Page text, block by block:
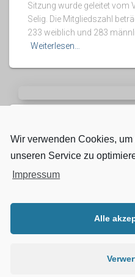
Sitzung wurde geleitet vom
Selig. Die Mitgliedszahl
233 weiblich und 283
Weiterlesen…
Kinderball TSV
Kinderball TSV Stein am 14.
Februar ab 14 Uhr – Der
abwechslungsreiches
Weiterlesen…
Wir verwenden Cookies,
unseren Service zu
Impressum
Alle